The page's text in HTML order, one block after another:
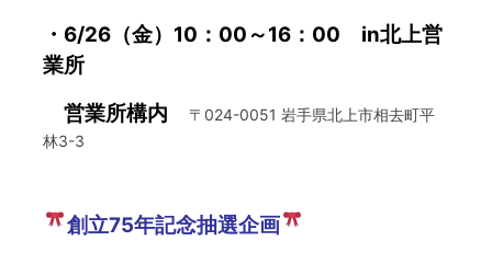
・6/26（金）10：00～16：00 in北上営
業所
営業所構内
〒024-0051 岩手県北上市相去町平
林3-3
創立75年記念抽選企画